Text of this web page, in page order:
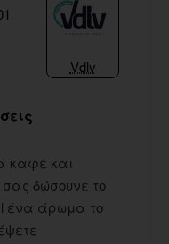
Vdlv
καφέ και
δώσουνε το
ένα άρωμα το